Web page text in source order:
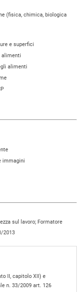
(fisica, chimica, biologica
e superfici
alimenti
alimenti
immagini
sul lavoro; Formatore
2013
II, capitolo XII) e
n. 33/2009 art. 126